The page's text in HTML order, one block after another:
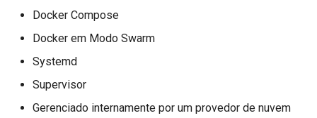
Docker Compose
Docker em Modo Swarm
Systemd
Supervisor
Gerenciado internamente por um provedor de nuvem